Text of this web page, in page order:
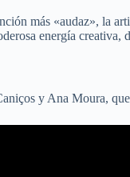
más «audaz», la
energía
y Ana Moura,